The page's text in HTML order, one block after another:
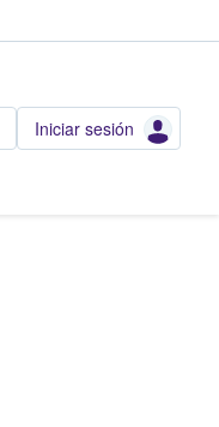
Iniciar sesión